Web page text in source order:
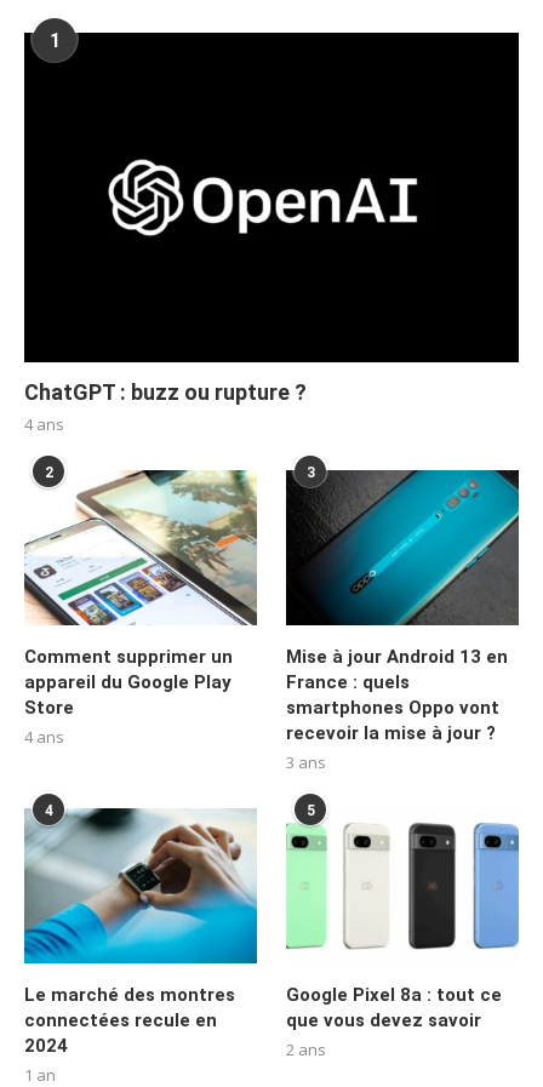
1
ChatGPT : buzz ou rupture ?
4 ans
2
Comment supprimer un
appareil du Google Play
Store
4 ans
3
Mise à jour Android 13 en
France : quels
smartphones Oppo vont
recevoir la mise à jour ?
3 ans
4
Le marché des montres
connectées recule en
2024
1 an
5
Google Pixel 8a : tout ce
que vous devez savoir
2 ans